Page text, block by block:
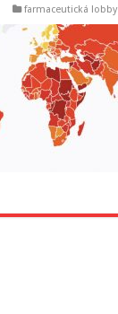
farmaceutická lobby